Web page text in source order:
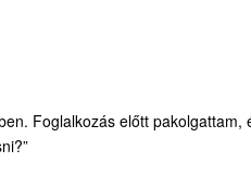
Foglalkozás előtt pakolgattam,